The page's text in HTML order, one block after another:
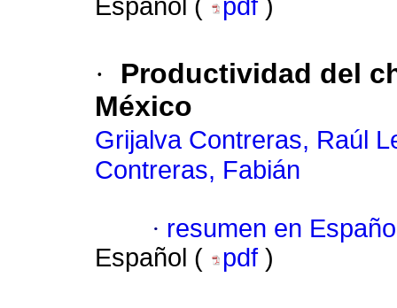
Español (
pdf )
·
Productividad del
México
Grijalva Contreras, Raúl
Contreras, Fabián
· resumen en
Español (
pdf )